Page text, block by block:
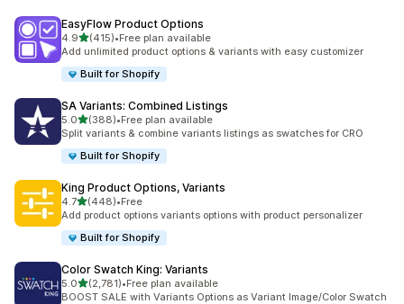
EasyFlow Product Options
4.9별 5개 중
(415)
총 리뷰 415개
•Free plan available
Add unlimited product options & variants with easy customizer
Built for Shopify
SA Variants: Combined Listings
5.0별 5개 중
(388)
총 리뷰 388개
•Free plan available
Split variants & combine variants listings as swatches for CRO
Built for Shopify
King Product Options, Variants
4.7별 5개 중
(448)
총 리뷰 448개
•Free
Add product options variants options with product personalizer
Built for Shopify
Color Swatch King: Variants
5.0별 5개 중
(2,781)
총 리뷰 2781개
•Free plan available
BOOST SALE with Variants Options as Variant Image/Color Swatch